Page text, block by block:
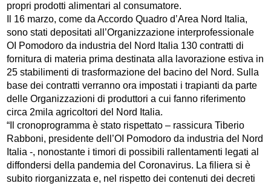
propri prodotti alimentari al consumatore.
Il 16 marzo, come da Accordo Quadro d’Area Nord Italia,
sono stati depositati all’Organizzazione interprofessionale
OI Pomodoro da industria del Nord Italia 130 contratti di
fornitura di materia prima destinata alla lavorazione estiva in
25 stabilimenti di trasformazione del bacino del Nord. Sulla
base dei contratti verranno ora impostati i trapianti da parte
delle Organizzazioni di produttori a cui fanno riferimento
circa 2mila agricoltori del Nord Italia.
“Il cronoprogramma è stato rispettato – rassicura Tiberio
Rabboni, presidente dell’OI Pomodoro da industria del Nord
Italia -, nonostante i timori di possibili rallentamenti legati al
diffondersi della pandemia del Coronavirus. La filiera si è
subito riorganizzata e, nel rispetto dei contenuti dei decreti